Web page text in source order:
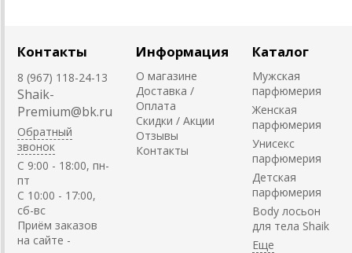
Контакты
8 (967) 118-24-13
Shaik-
Premium@bk.ru
Обратный
звонок
C 9:00 - 18:00, пн-
пт
С 10:00 - 17:00,
сб-вс
Приём заказов
на сайте -
Информация
О магазине
Доставка /
Оплата
Скидки / Акции
Отзывы
Контакты
Каталог
Мужская
парфюмерия
Женская
парфюмерия
Унисекс
парфюмерия
Детская
парфюмерия
Body лосьон
для тела Shaik